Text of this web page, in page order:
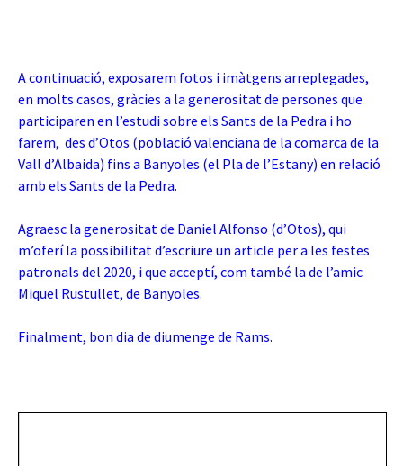
A continuació, exposarem fotos i imàtgens arreplegades,
en molts casos, gràcies a la generositat de persones que
participaren en l’estudi sobre els Sants de la Pedra i ho
farem, des d’Otos (població valenciana de la comarca de la
Vall d’Albaida) fins a Banyoles (el Pla de l’Estany) en relació
amb els Sants de la Pedra.
Agraesc la generositat de Daniel Alfonso (d’Otos), qui
m’oferí la possibilitat d’escriure un article per a les festes
patronals del 2020, i que acceptí, com també la de l’amic
Miquel Rustullet, de Banyoles.
Finalment, bon dia de diumenge de Rams.